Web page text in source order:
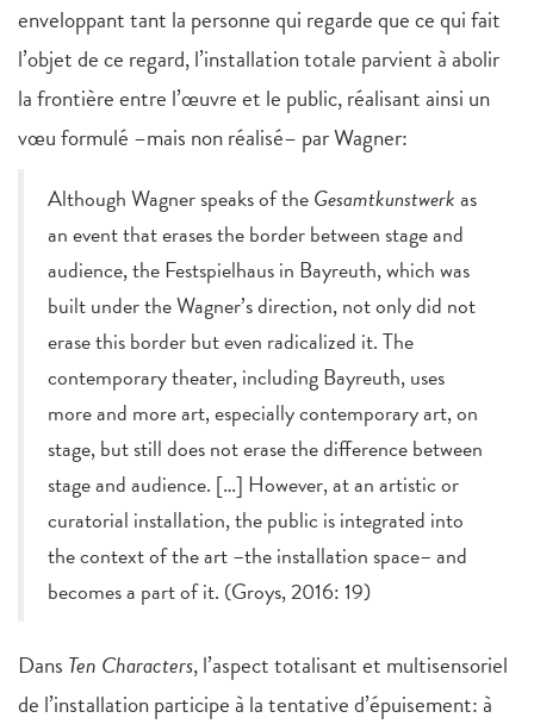
enveloppant tant la personne qui regarde que ce qui fait
l’objet de ce regard, l’installation totale parvient à abolir
la frontière entre l’œuvre et le public, réalisant ainsi un
vœu formulé –mais non réalisé– par Wagner:
Although Wagner speaks of theGesamtkunstwerkas
an event that erases the border between stage and
audience, the Festspielhaus in Bayreuth, which was
built under the Wagner’s direction, not only did not
erase this border but even radicalized it. The
contemporary theater, including Bayreuth, uses
more and more art, especially contemporary art, on
stage, but still does not erase the difference between
stage and audience. […] However, at an artistic or
curatorial installation, the public is integrated into
the context of the art –the installation space– and
becomes a part of it. (Groys, 2016: 19)
Dans Ten Characters, l’aspect totalisant et multisensoriel
de l’installation participe à la tentative d’épuisement: à